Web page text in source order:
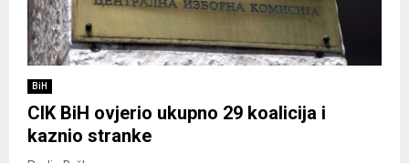
BiH
CIK BiH ovjerio ukupno 29 koalicija i
kaznio stranke